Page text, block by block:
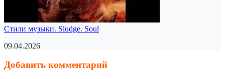
Стили музыки. Sludge. Soul
09.04.2026
Добавить комментарий